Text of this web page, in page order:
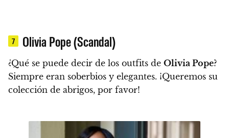
7 Olivia Pope (Scandal)
¿Qué se puede decir de los outfits de Olivia Pope?
Siempre eran soberbios y elegantes. ¡Queremos su
colección de abrigos, por favor!